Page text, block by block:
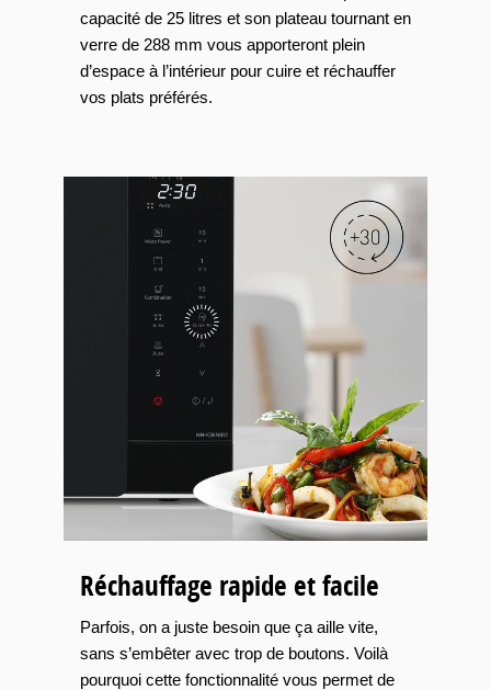
capacité de 25 litres et son plateau tournant en
verre de 288 mm vous apporteront plein
d’espace à l’intérieur pour cuire et réchauffer
vos plats préférés.
Réchauffage rapide et facile
Parfois, on a juste besoin que ça aille vite,
sans s’embêter avec trop de boutons. Voilà
pourquoi cette fonctionnalité vous permet de